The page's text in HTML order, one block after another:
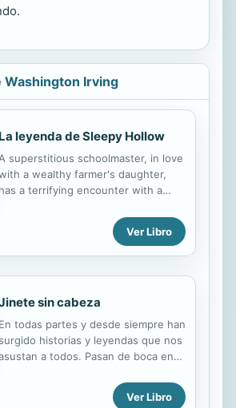
Washington Irving
La leyenda de Sleepy Hollow
A superstitious schoolmaster, in love
a wealthy farmer's daughter,
has a terrifying encounter with a
Ver Libro
sin cabeza
En todas partes y desde siempre han
surgido historias y leyendas que nos
a todos. Pasan de boca en
de los más valientes.Así le pasó al
personaje de nuestra historia,
Ver Libro